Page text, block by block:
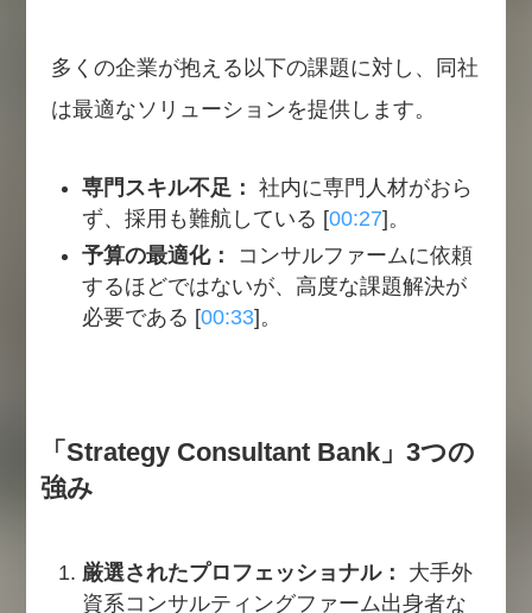
多くの企業が抱える以下の課題に対し、同社
は最適なソリューションを提供します。
専門スキル不足： 社内に専門人材がおら
ず、採用も難航している [00:27]。
予算の最適化：
コンサルファームに依頼
するほどではないが、高度な課題解決が
必要である [00:33]。
「Strategy Consultant Bank」3つの
強み
厳選されたプロフェッショナル：
大手外
資系コンサルティングファーム出身者な